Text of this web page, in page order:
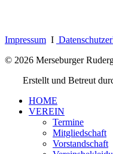
Impressum I
© 2026 Merseburger
Erstellt und Betreut
HOME
VEREIN
Termine
Mitgliedschaft
Vorstandschaft